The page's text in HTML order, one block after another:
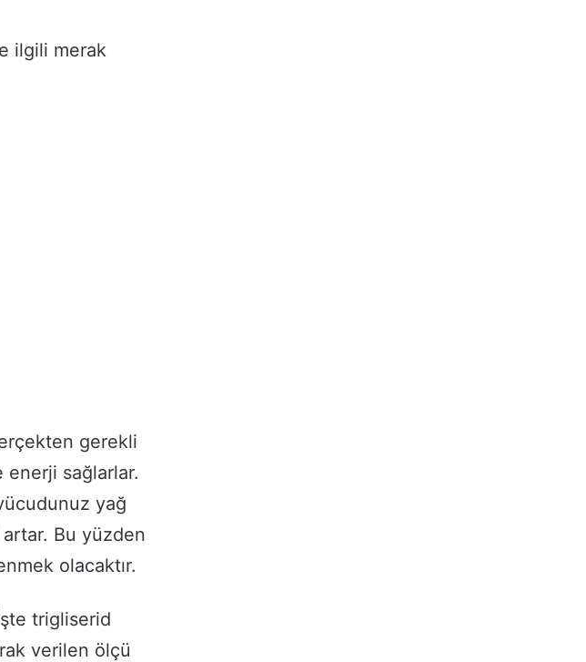
ilgili merak
gerekli
enerji sağlarlar.
yağ
artar. Bu yüzden
olacaktır.
trigliserid
verilen ölçü